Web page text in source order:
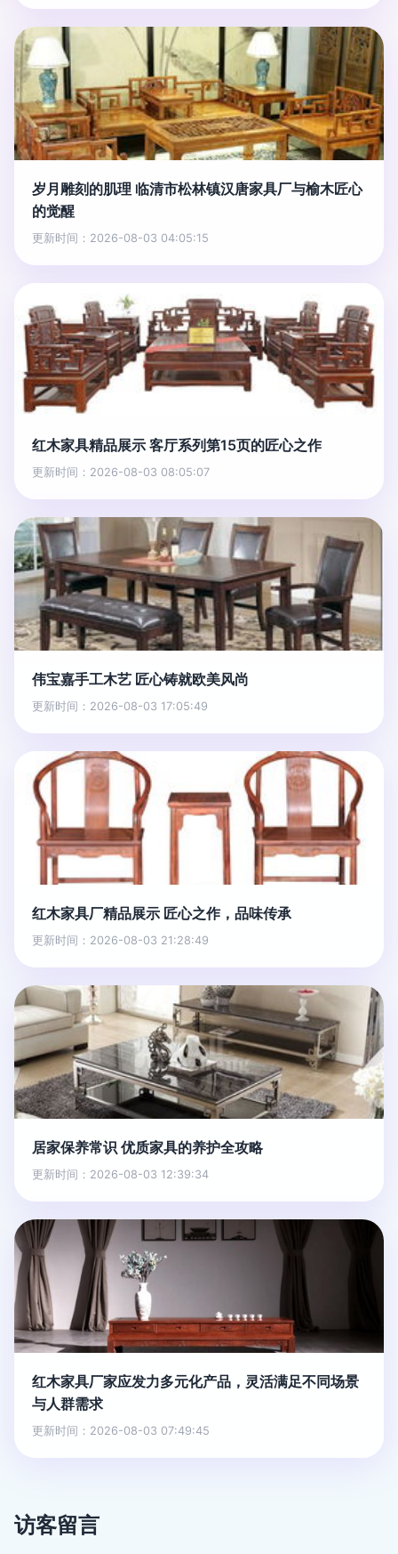
岁月雕刻的肌理 临清市松林镇汉唐家具厂与榆木匠心
的觉醒
更新时间：2026-08-03 04:05:15
红木家具精品展示 客厅系列第15页的匠心之作
更新时间：2026-08-03 08:05:07
伟宝嘉手工木艺 匠心铸就欧美风尚
更新时间：2026-08-03 17:05:49
红木家具厂精品展示 匠心之作，品味传承
更新时间：2026-08-03 21:28:49
居家保养常识 优质家具的养护全攻略
更新时间：2026-08-03 12:39:34
红木家具厂家应发力多元化产品，灵活满足不同场景
与人群需求
更新时间：2026-08-03 07:49:45
访客留言